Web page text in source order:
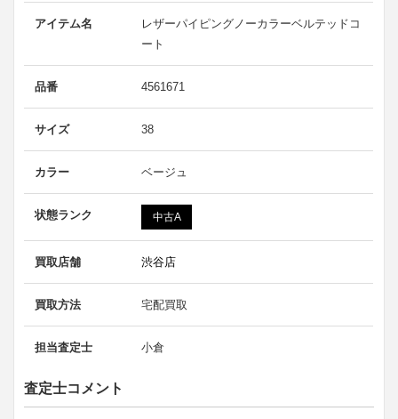
アイテム名
レザーパイピングノーカラーベルテッドコ
ート
品番 4561671
サイズ 38
カラー ベージュ
状態ランク 中古A
買取店舗 渋谷店
買取方法 宅配買取
担当査定士 小倉
査定士コメント